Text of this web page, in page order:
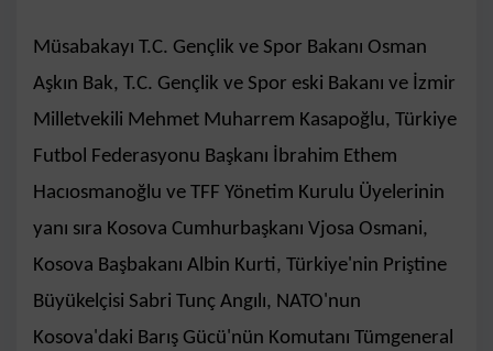
Müsabakayı T.C. Gençlik ve Spor Bakanı Osman
Aşkın Bak, T.C. Gençlik ve Spor eski Bakanı ve İzmir
Milletvekili Mehmet Muharrem Kasapoğlu, Türkiye
Futbol Federasyonu Başkanı İbrahim Ethem
Hacıosmanoğlu ve TFF Yönetim Kurulu Üyelerinin
yanı sıra Kosova Cumhurbaşkanı Vjosa Osmani,
Kosova Başbakanı Albin Kurti, Türkiye'nin Priştine
Büyükelçisi Sabri Tunç Angılı, NATO'nun
Kosova'daki Barış Gücü'nün Komutanı Tümgeneral